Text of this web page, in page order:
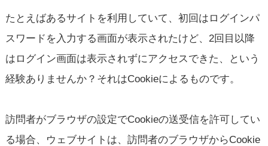
たとえばあるサイトを利用していて、初回はログインパ
スワードを入力する画面が表示されたけど、2回目以降
はログイン画面は表示されずにアクセスできた、という
経験ありませんか？それはCookieによるものです。
訪問者がブラウザの設定でCookieの送受信を許可してい
る場合、ウェブサイトは、訪問者のブラウザからCookie